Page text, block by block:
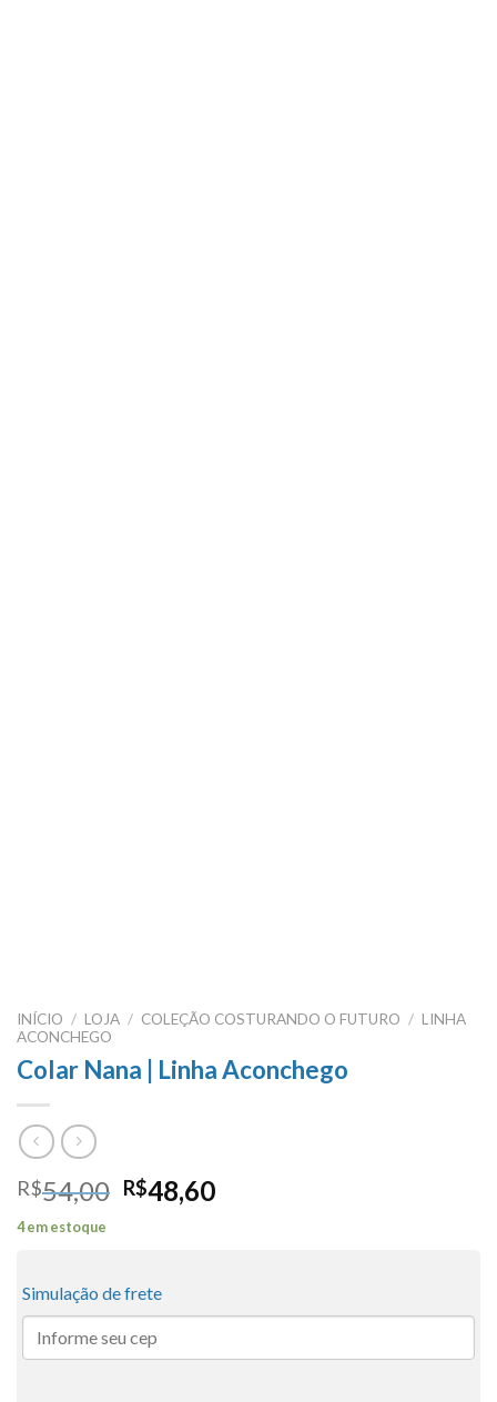
INÍCIO / LOJA / COLEÇÃO COSTURANDO O FUTURO / LINHA
ACONCHEGO
Colar Nana | Linha Aconchego
R$54,00 O
preço
R$54,00.
R$48,60O
4 em estoque
Simulação de frete